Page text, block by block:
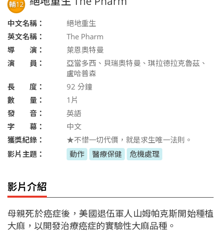
輔12
中文名稱：
絕地重生
英文名稱：
The Pharm
導 演：
萊恩奧特曼
演 員：
亞當多西、貝瑞奧特曼、琪拉德拉克魯茲、
盧哈普森
長 度：
92 分鐘
數 量：
1片
發 音：
英語
字 幕：
中文
獲獎紀錄：
★不惜一切代價，就是求生唯一法則。
影片主題：
動作 醫療保健 危機處理
影片介紹
母親死於癌症後，美國退伍軍人山姆帕克斯開始種植
大麻，以開發治療癌症的實驗性大麻品種。